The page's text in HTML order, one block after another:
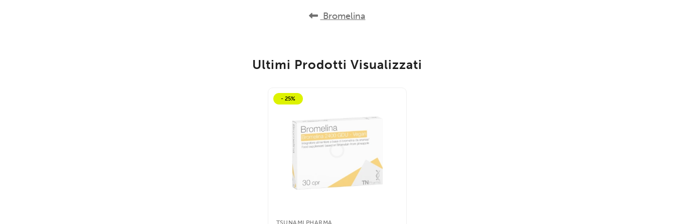
Bromelina
Ultimi Prodotti Visualizzati
- 25%
TSUNAMI PHARMA